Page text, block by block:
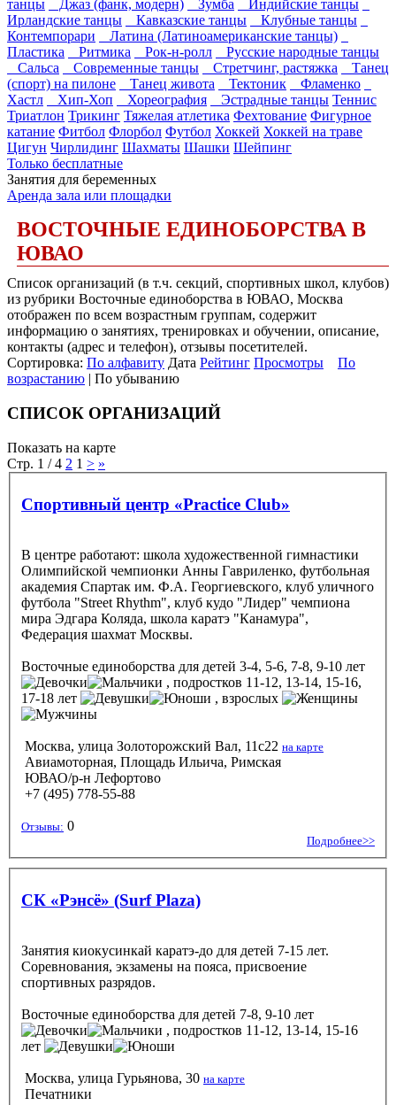
танцы
Джаз (фанк, модерн) Зумба
Индийские танцы
Ирландские танцы
Кавказские танцы
Клубные танцы
Контемпорари
Латина (Латиноамериканские танцы)
Пластика
Ритмика Рок-н-ролл
Русские народные танцы
Сальса
Современные танцы Стретчинг, растяжка
Танец
(спорт) на пилоне
Танец живота Тектоник
Фламенко
Хастл
Хип-Хоп Хореография Эстрадные танцы Теннис
Триатлон Трикинг Тяжелая атлетика Фехтование Фигурное
катание Фитбол Флорбол Футбол Хоккей Хоккей на траве
Цигун Чирлидинг Шахматы Шашки Шейпинг
Только бесплатные
Занятия для беременных
Аренда зала или площадки
ВОСТОЧНЫЕ ЕДИНОБОРСТВА В
ЮВАО
Список организаций (в т.ч. секций, спортивных школ, клубов)
из рубрики Восточные единоборства в ЮВАО, Москва
отображен по всем возрастным группам, содержит
информацию о занятиях, тренировках и обучении, описание,
контакты (адрес и телефон), отзывы посетителей.
Сортировка: По алфавиту Дата Рейтинг Просмотры
По
возрастанию | По убыванию
СПИСОК ОРГАНИЗАЦИЙ
Показать на карте
Стр. 1 / 4 2 1 > »
Спортивный центр «Practice Club»
В центре работают: школа художественной гимнастики
Олимпийской чемпионки Анны Гавриленко, футбольная
академия Спартак им. Ф.А. Георгиевского, клуб уличного
футбола "Street Rhythm", клуб кудо "Лидер" чемпиона
мира Эдгара Коляда, школа каратэ "Канамура",
Федерация шахмат Москвы.
Восточные единоборства для детей 3-4, 5-6, 7-8, 9-10 лет
, подростков 11-12, 13-14, 15-16,
17-18 лет
, взрослых
Москва, улица Золоторожский Вал, 11с22 на карте
Авиамоторная, Площадь Ильича, Римская
ЮВАО/р-н Лефортово
+7 (495) 778-55-88
Отзывы: 0
Подробнее>>
СК «Рэнсё» (Surf Plaza)
Занятия киокусинкай каратэ-до для детей 7-15 лет.
Соревнования, экзамены на пояса, присвоение
спортивных разрядов.
Восточные единоборства для детей 7-8, 9-10 лет
, подростков 11-12, 13-14, 15-16
лет
Москва, улица Гурьянова, 30 на карте
Печатники